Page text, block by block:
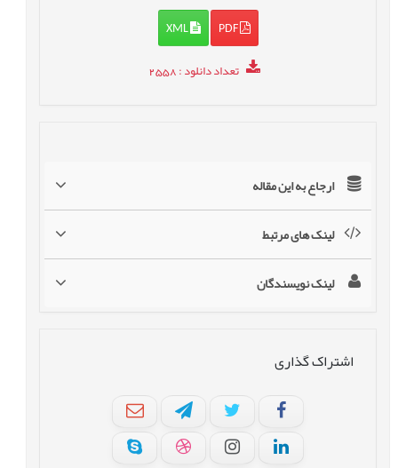
PDF
XML
تعداد دانلود: 2558
ارجاع به این مقاله
لینک های مرتبط
لینک نویسندگان
اشتراک گذاری